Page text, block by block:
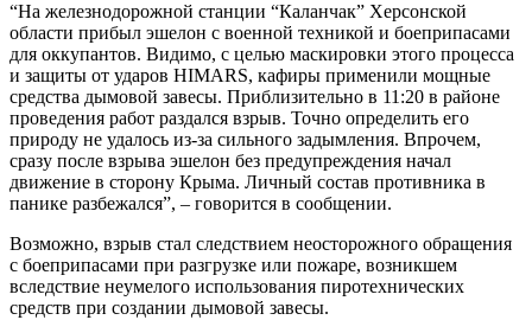
“На железнодорожной станции “Каланчак” Херсонской
области прибыл эшелон с военной техникой и боеприпасами
для оккупантов. Видимо, с целью маскировки этого процесса
и защиты от ударов HIMARS, кафиры применили мощные
средства дымовой завесы. Приблизительно в 11:20 в районе
проведения работ раздался взрыв. Точно определить его
природу не удалось из-за сильного задымления. Впрочем,
сразу после взрыва эшелон без предупреждения начал
движение в сторону Крыма. Личный состав противника в
панике разбежался”, – говорится в сообщении.
Возможно, взрыв стал следствием неосторожного обращения
с боеприпасами при разгрузке или пожаре, возникшем
вследствие неумелого использования пиротехнических
средств при создании дымовой завесы.